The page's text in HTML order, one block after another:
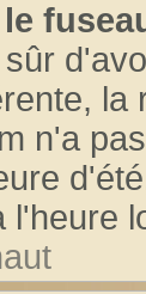
la
n'a
l'heure